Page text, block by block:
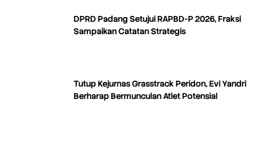
DPRD Padang Setujui RAPBD-P 2026, Fraksi
Sampaikan Catatan Strategis
Tutup Kejurnas Grasstrack Peridon, Evi Yandri
Berharap Bermunculan Atlet Potensial